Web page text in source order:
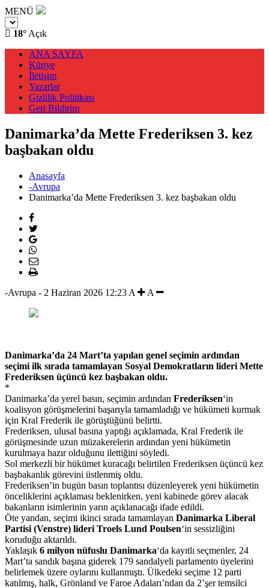
MENÜ
18° Açık
ANA SAYFA
Künye
İletişim
Yazarlar
Gizlilik Politikası
Geri Bildirim
Danimarka’da Mette Frederiksen 3. kez
başbakan oldu
Anasayfa
-Avrupa
Danimarka’da Mette Frederiksen 3. kez başbakan oldu
-Avrupa - 2 Haziran 2026 12:23 A A
Danimarka’da 24 Mart’ta yapılan genel seçimin ardından
seçimi ilk sırada tamamlayan Sosyal Demokratların lideri Mette
Frederiksen üçüncü kez başbakan oldu.
*
Danimarka’da yerel basın, seçimin ardından Frederiksen‘in
koalisyon görüşmelerini başarıyla tamamladığı ve hükümeti kurmak
için Kral Frederik ile görüştüğünü belirtti.
Frederiksen, ulusal basına yaptığı açıklamada, Kral Frederik ile
görüşmesinde uzun müzakerelerin ardından yeni hükümetin
kurulmaya hazır olduğunu ilettiğini söyledi.
Sol merkezli bir hükümet kuracağı belirtilen Frederiksen üçüncü kez
başbakanlık görevini üstlenmiş oldu.
Frederiksen’in bugün basın toplantısı düzenleyerek yeni hükümetin
önceliklerini açıklaması beklenirken, yeni kabinede görev alacak
bakanların isimlerinin yarın açıklanacağı ifade edildi.
Öte yandan, seçimi ikinci sırada tamamlayan Danimarka Liberal
Partisi (Venstre) lideri Troels Lund Poulsen‘in sessizliğini
koruduğu aktarıldı.
Yaklaşık 6 milyon nüfuslu Danimarka‘da kayıtlı seçmenler, 24
Mart’ta sandık başına giderek 179 sandalyeli parlamento üyelerini
belirlemek üzere oylarını kullanmıştı. Ülkedeki seçime 12 parti
katılmış, halk, Grönland ve Faroe Adaları’ndan da 2’şer temsilci